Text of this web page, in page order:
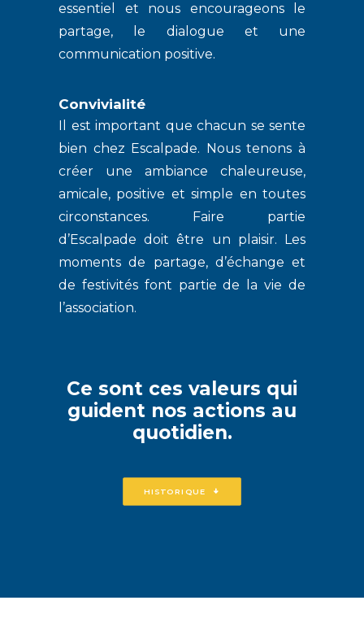
essentiel et nous encourageons le
partage, le dialogue et une
communication positive.
Convivialité
Il est important que chacun se sente
bien chez Escalpade. Nous tenons à
créer une ambiance chaleureuse,
amicale, positive et simple en toutes
circonstances. Faire partie
d’Escalpade doit être un plaisir. Les
moments de partage, d’échange et
de festivités font partie de la vie de
l’association.
Ce sont ces valeurs qui
guident nos actions au
quotidien.
HISTORIQUE